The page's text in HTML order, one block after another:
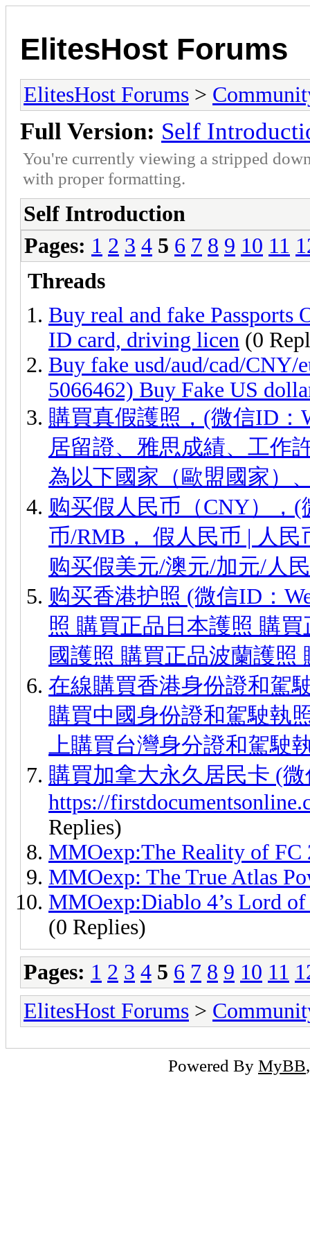
ElitesHost Forums
ElitesHost Forums >
Full Version: Self
You're currently viewing a stripped
with proper formatting.
Self Introduction
Pages: 1 2 3 4 5 6 7 8 9 10 11
Threads
Buy real and fake Passports
ID card, driving licen (0
Buy fake usd/aud/cad/
5066462) Buy Fake US
購買真假護照，(微信ID：
居留證、雅思成績、工作
為以下國家（歐盟國家）
购买假人民币（CNY），(
币/RMB， 假人民币 | 人
购买假美元/澳元/加元/人
购买香港护照 (微信ID：
照 購買正品日本護照 購
國護照 購買正品波蘭護照
在線購買香港身份證和駕
購買中國身份證和駕駛執
上購買台灣身分證和駕駛
購買加拿大永久居民卡 (微
https://
Replies)
MMOexp:The Reality of FC
MMOexp: The True Atlas
MMOexp:Diablo 4’s Lord of
(0 Replies)
Pages: 1 2 3 4 5 6 7 8 9 10 11
ElitesHost Forums >
Powered By MyBB